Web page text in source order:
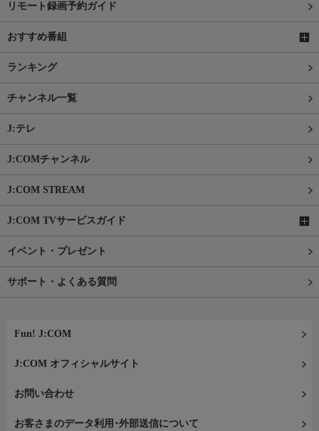
リモート録画予約ガイド
おすすめ番組
ランキング
チャンネル一覧
J:テレ
J:COMチャンネル
J:COM STREAM
J:COM TVサービスガイド
イベント・プレゼント
サポート・よくある質問
Fun! J:COM
J:COM オフィシャルサイト
お問い合わせ
お客さまのデータ利用･外部送信について